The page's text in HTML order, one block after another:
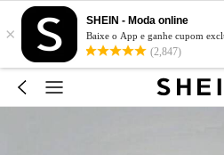
×
SHEIN - Moda online
Baixe o App e ganhe cupom
(2,847)